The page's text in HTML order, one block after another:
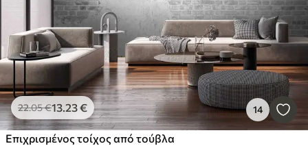
22.05€13.23€ 14
Επιχρισμένος τοίχος από τούβλα